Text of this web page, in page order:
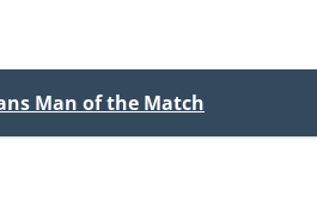
Man of the Match